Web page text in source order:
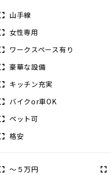
山手線
女性専用
ワークスペース有り
豪華な設備
キッチン充実
バイクor車OK
ペット可
格安
～５万円